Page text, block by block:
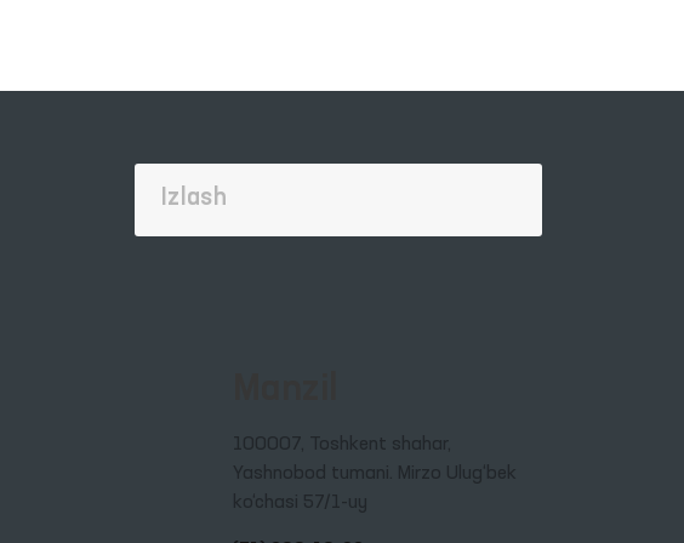
100007, Toshkent shahar,
Yashnobod tumani. Mirzo Ulug‘bek
ko‘chasi 57/1-uy